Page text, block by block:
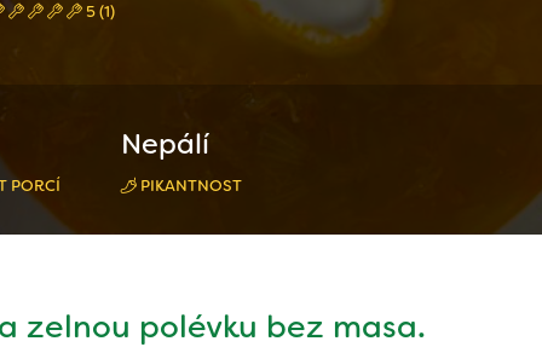
5 (1)
PORCÍ
Nepálí
PIKANTNOST
zelnou polévku bez masa.